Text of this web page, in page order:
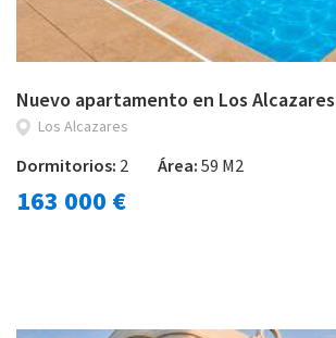
Nuevo apartamento en Los Alcazares
Los Alcazares
Dormitorios: 2 Área:59 M2
163 000 €